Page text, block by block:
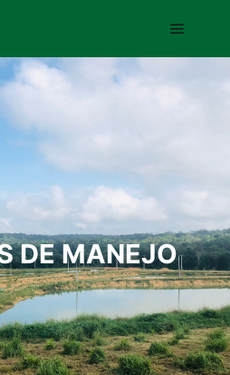
DE MANEJO